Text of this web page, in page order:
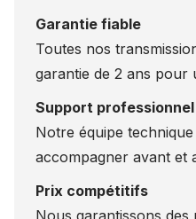
Garantie fiable
Toutes nos
garantie de 2 ans pour
Support professionnel
Notre équipe
accompagner avant et
Prix compétitifs
Nous garantissons